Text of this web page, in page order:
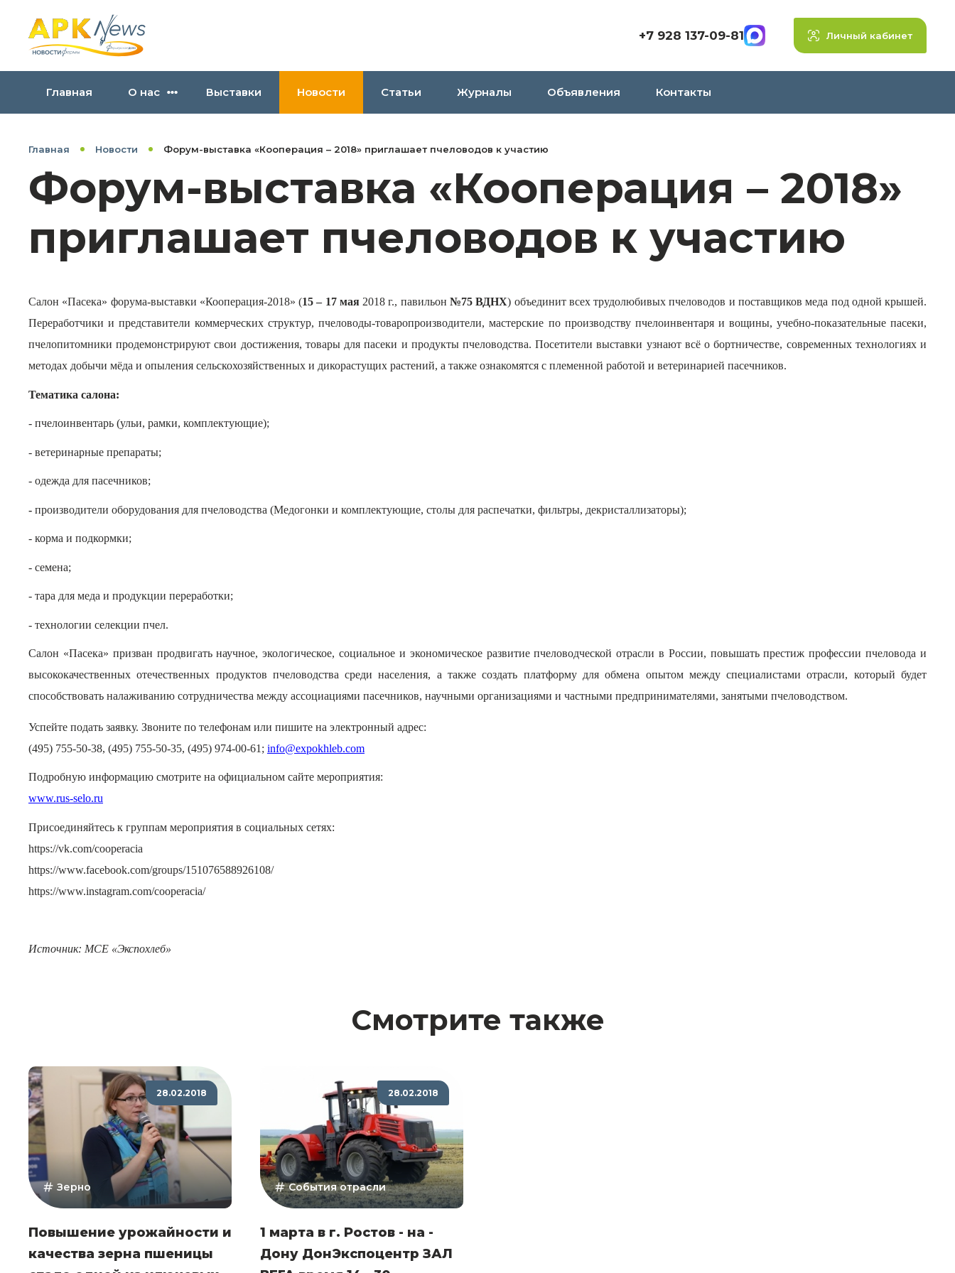
+7 928 137-09-81 Личный кабинет
Главная О нас Выставки Новости Статьи Журналы Объявления Контакты
Главная Новости Форум-выставка «Кооперация – 2018» приглашает пчеловодов к участию
Форум-выставка «Кооперация – 2018»
приглашает пчеловодов к участию
Салон «Пасека» форума-выставки «Кооперация-2018» (15 – 17 мая2018 г., павильон №75 ВДНХ) объединит всех трудолюбивых пчеловодов и поставщиков меда под одной крышей.
Переработчики и представители коммерческих структур, пчеловоды-товаропроизводители, мастерские по производству пчелоинвентаря и вощины, учебно-показательные пасеки,
пчелопитомники продемонстрируют свои достижения, товары для пасеки и продукты пчеловодства. Посетители выставки узнают всё о бортничестве, современных технологиях и
методах добычи мёда и опыления сельскохозяйственных и дикорастущих растений, а также ознакомятся с племенной работой и ветеринарией пасечников.
Тематика салона:
- пчелоинвентарь (ульи, рамки, комплектующие);
- ветеринарные препараты;
- одежда для пасечников;
- производители оборудования для пчеловодства (Медогонки и комплектующие, столы для распечатки, фильтры, декристаллизаторы);
- корма и подкормки;
- семена;
- тара для меда и продукции переработки;
- технологии селекции пчел.
Салон «Пасека» призван продвигать научное, экологическое, социальное и экономическое развитие пчеловодческой отрасли в России, повышать престиж профессии пчеловода и
высококачественных отечественных продуктов пчеловодства среди населения, а также создать платформу для обмена опытом между специалистами отрасли, который будет
способствовать налаживанию сотрудничества между ассоциациями пасечников, научными организациями и частными предпринимателями, занятыми пчеловодством.
Успейте подать заявку. Звоните по телефонам или пишите на электронный адрес:
(495) 755-50-38, (495) 755-50-35, (495) 974-00-61; info@expokhleb.com
Подробную информацию смотрите на официальном сайте мероприятия:
www.rus-selo.ru
Присоединяйтесь к группам мероприятия в социальных сетях:
https://vk.com/cooperacia
https://www.facebook.com/groups/151076588926108/
https://www.instagram.com/cooperacia/
Источник: МСЕ «Экспохлеб»
Смотрите также
28.02.2018
Зерно
Повышение урожайности и
качества зерна пшеницы
28.02.2018
События отрасли
1 марта в г. Ростов - на -
Дону ДонЭкспоцентр ЗАЛ